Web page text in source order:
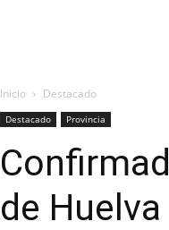
Inicio Destacado
Destacado Provincia
de